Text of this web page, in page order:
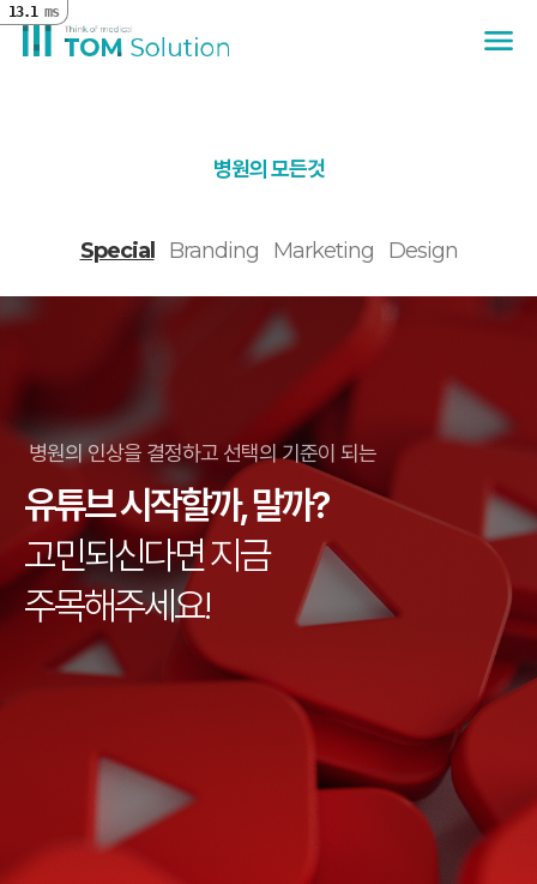
menu
병원의 모든것
Special Branding Marketing Design
병원의 인상을 결정하고 선택의 기준이 되는
유튜브 시작할까, 말까?
고민되신다면 지금
주목해주세요!
13.1 ms